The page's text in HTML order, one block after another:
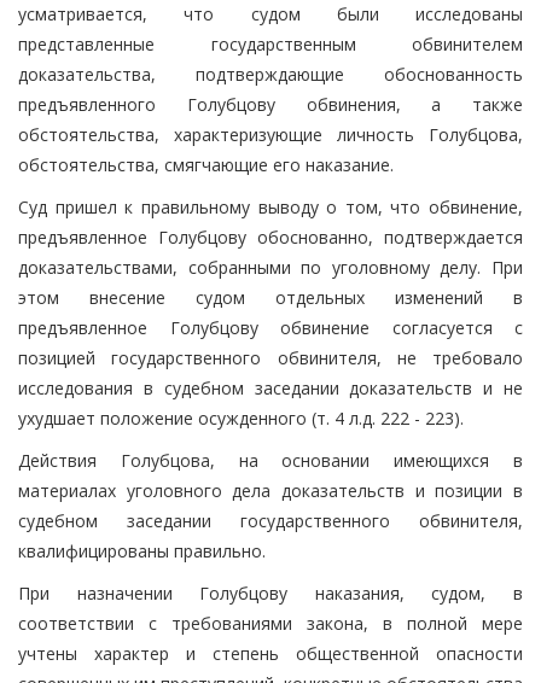
усматривается, что судом были исследованы
представленные государственным обвинителем
доказательства, подтверждающие обоснованность
предъявленного Голубцову обвинения, а также
обстоятельства, характеризующие личность Голубцова,
обстоятельства, смягчающие его наказание.
Суд пришел к правильному выводу о том, что обвинение,
предъявленное Голубцову обоснованно, подтверждается
доказательствами, собранными по уголовному делу. При
этом внесение судом отдельных изменений в
предъявленное Голубцову обвинение согласуется с
позицией государственного обвинителя, не требовало
исследования в судебном заседании доказательств и не
ухудшает положение осужденного (т. 4 л.д. 222 - 223).
Действия Голубцова, на основании имеющихся в
материалах уголовного дела доказательств и позиции в
судебном заседании государственного обвинителя,
квалифицированы правильно.
При назначении Голубцову наказания, судом, в
соответствии с требованиями закона, в полной мере
учтены характер и степень общественной опасности